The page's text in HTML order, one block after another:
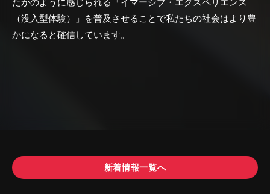
たかのように感じられる「イマーシブ・エクスペリエンス
（没入型体験）」を普及させることで私たちの社会はより豊
かになると確信しています。
新着情報一覧へ